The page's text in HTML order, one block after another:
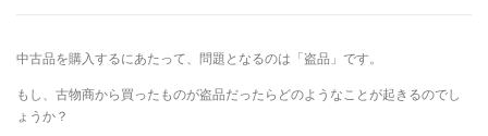
中古品を購入するにあたって、問題となるのは「盗品」です。
もし、古物商から買ったものが盗品だったらどのようなことが起きるのでし
ょうか？